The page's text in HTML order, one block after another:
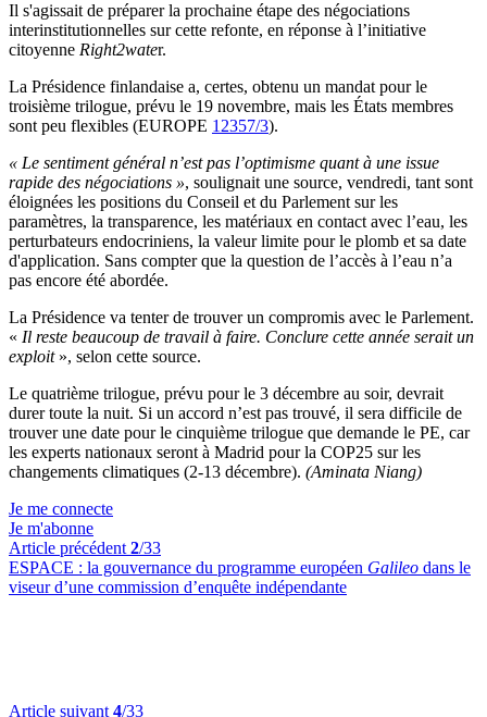
Il s'agissait de préparer la prochaine étape des négociations
interinstitutionnelles sur cette refonte, en réponse à l’initiative
citoyenne Right2water.
La Présidence finlandaise a, certes, obtenu un mandat pour le
troisième trilogue, prévu le 19 novembre, mais les États membres
sont peu flexibles (EUROPE 12357/3).
« Le sentiment général n’est pas l’optimisme quant à une issue
rapide des négociations », soulignait une source, vendredi, tant sont
éloignées les positions du Conseil et du Parlement sur les
paramètres, la transparence, les matériaux en contact avec l’eau, les
perturbateurs endocriniens, la valeur limite pour le plomb et sa date
d'application. Sans compter que la question de l’accès à l’eau n’a
pas encore été abordée.
La Présidence va tenter de trouver un compromis avec le Parlement.
« Il reste beaucoup de travail à faire. Conclure cette année serait un
exploit », selon cette source.
Le quatrième trilogue, prévu pour le 3 décembre au soir, devrait
durer toute la nuit. Si un accord n’est pas trouvé, il sera difficile de
trouver une date pour le cinquième trilogue que demande le PE, car
les experts nationaux seront à Madrid pour la COP25 sur les
changements climatiques (2-13 décembre). (Aminata Niang)
Je me connecte
Je m'abonne
Article précédent 2/33
ESPACE : la gouvernance du programme européen Galileo dans le
viseur d’une commission d’enquête indépendante
Article suivant 4/33